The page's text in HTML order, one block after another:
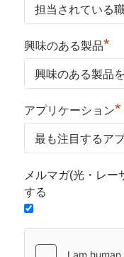
興味のある製品*
アプリケーション*
メルマガ(光・レー
する